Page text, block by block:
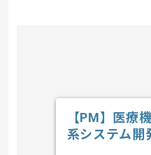
【PM】医療
系システム開